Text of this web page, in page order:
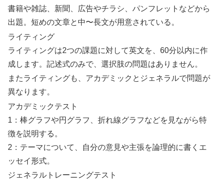
書籍や雑誌、新聞、広告やチラシ、パンフレットなどから
出題。短めの文章と中〜長文が用意されている。
ライティング
ライティングは2つの課題に対して英文を、60分以内に作
成します。記述式のみで、選択肢の問題はありません。
またライティングも、アカデミックとジェネラルで問題が
異なります。
アカデミックテスト
1：棒グラフや円グラフ、折れ線グラフなどを見ながら特
徴を説明する。
2：テーマについて、自分の意見や主張を論理的に書くエ
ッセイ形式。
ジェネラルトレーニングテスト